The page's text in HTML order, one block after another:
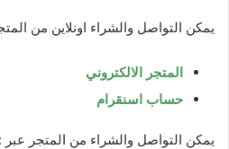
يمكن التواصل والشراء اونلاين من
المتجر الالكتروني
حساب اسنقرام
يمكن التواصل والشراء من المتجر عبر :